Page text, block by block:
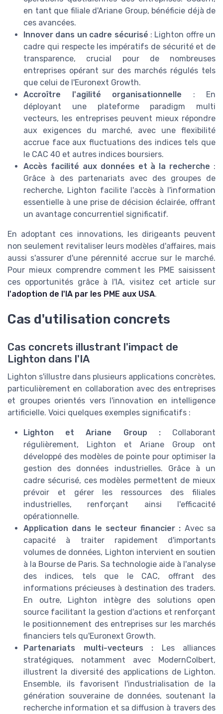
en tant que filiale d'Ariane Group, bénéficie déjà de
ces avancées.
Innover dans un cadre sécurisé : Lighton offre un
cadre qui respecte les impératifs de sécurité et de
transparence, crucial pour de nombreuses
entreprises opérant sur des marchés régulés tels
que celui de l'Euronext Growth.
Accroître l'agilité organisationnelle : En
déployant une plateforme paradigm multi
vecteurs, les entreprises peuvent mieux répondre
aux exigences du marché, avec une flexibilité
accrue face aux fluctuations des indices tels que
le CAC 40 et autres indices boursiers.
Accès facilité aux données et à la recherche :
Grâce à des partenariats avec des groupes de
recherche, Lighton facilite l'accès à l'information
essentielle à une prise de décision éclairée, offrant
un avantage concurrentiel significatif.
En adoptant ces innovations, les dirigeants peuvent
non seulement revitaliser leurs modèles d'affaires, mais
aussi s'assurer d'une pérennité accrue sur le marché.
Pour mieux comprendre comment les PME saisissent
ces opportunités grâce à l'IA, visitez cet article sur
l'adoption de l'IA par les PME aux USA.
Cas d'utilisation concrets
Cas concrets illustrant l'impact de
Lighton dans l'IA
Lighton s'illustre dans plusieurs applications concrètes,
particulièrement en collaboration avec des entreprises
et groupes orientés vers l'innovation en intelligence
artificielle. Voici quelques exemples significatifs :
Lighton et Ariane Group :Collaborant
régulièrement, Lighton et Ariane Group ont
développé des modèles de pointe pour optimiser la
gestion des données industrielles. Grâce à un
cadre sécurisé, ces modèles permettent de mieux
prévoir et gérer les ressources des filiales
industrielles, renforçant ainsi l'efficacité
opérationnelle.
Application dans le secteur financier : Avec sa
capacité à traiter rapidement d'importants
volumes de données, Lighton intervient en soutien
à la Bourse de Paris. Sa technologie aide à l'analyse
des indices, tels que le CAC, offrant des
informations précieuses à destination des traders.
En outre, Lighton intègre des solutions open
source facilitant la gestion d'actions et renforçant
le positionnement des entreprises sur les marchés
financiers tels qu'Euronext Growth.
Partenariats multi-vecteurs : Les alliances
stratégiques, notamment avec ModernColbert,
illustrent la diversité des applications de Lighton.
Ensemble, ils favorisent l'industrialisation de la
génération souveraine de données, soutenant la
recherche information et sa diffusion à travers des